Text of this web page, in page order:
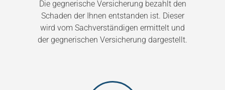
Die gegnerische Versicherung bezahlt den
Schaden der Ihnen entstanden ist. Dieser
wird vom Sachverständigen ermittelt und
der gegnerischen Versicherung dargestellt.